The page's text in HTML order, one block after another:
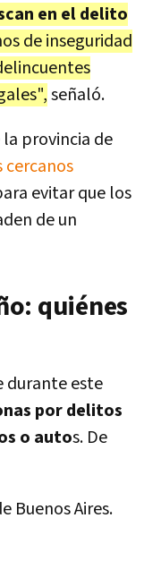
en el delito
de inseguridad
señaló.
provincia de
cercanos
evitar que los
de un
quiénes
durante este
por delitos
o autos. De
Buenos Aires.